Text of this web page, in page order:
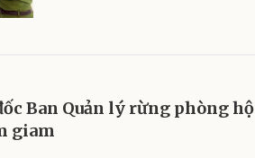
Ban Quản lý rừng phòng
giam